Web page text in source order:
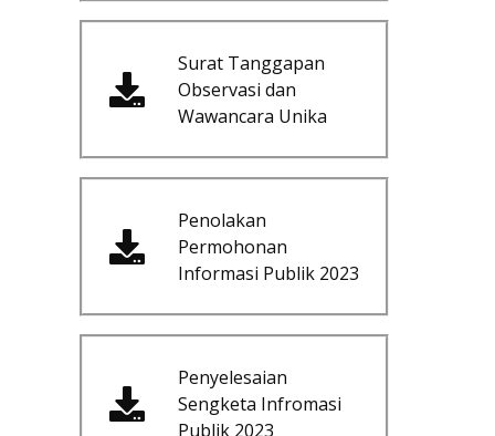
Surat Tanggapan
Observasi dan
Wawancara Unika
Penolakan
Permohonan
Informasi Publik 2023
Penyelesaian
Sengketa Infromasi
Publik 2023